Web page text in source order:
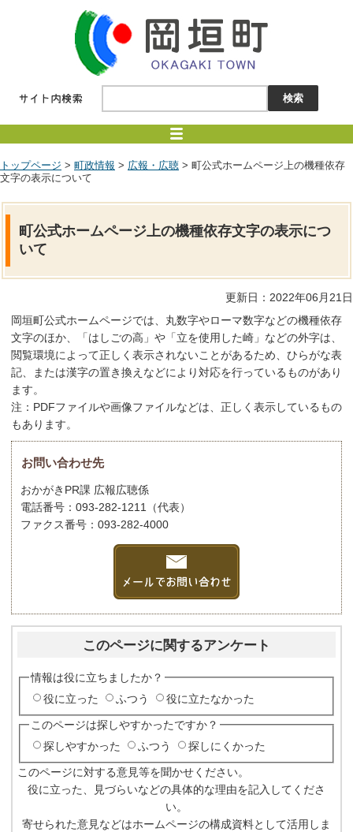
トップページ > 町政情報 > 広報・広聴 > 町公式ホームページ上の機種依存
文字の表示について
町公式ホームページ上の機種依存文字の表示につ
いて
更新日：2022年06月21日
岡垣町公式ホームページでは、丸数字やローマ数字などの機種依存
文字のほか、「はしごの高」や「立を使用した崎」などの外字は、
閲覧環境によって正しく表示されないことがあるため、ひらがな表
記、または漢字の置き換えなどにより対応を行っているものがあり
ます。
注：PDFファイルや画像ファイルなどは、正しく表示しているもの
もあります。
お問い合わせ先
おかがきPR課 広報広聴係
電話番号：093-282-1211（代表）
ファクス番号：093-282-4000
このページに関するアンケート
情報は役に立ちましたか？
役に立った
ふつう 役に立たなかった
このページは探しやすかったですか？
探しやすかった
ふつう 探しにくかった
このページに対する意見等を聞かせください。
役に立った、見づらいなどの具体的な理由を記入してくださ
い。
寄せられた意見などはホームページの構成資料として活用しま